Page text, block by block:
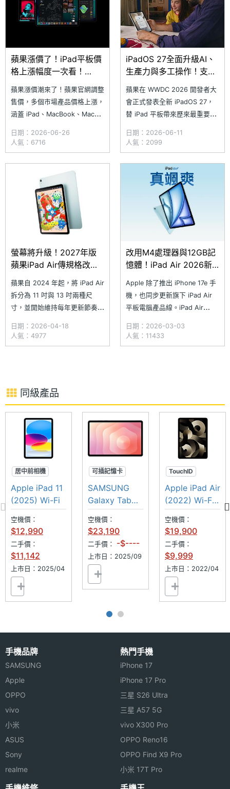
蘋果漲價了！iPad平板價
格上漲幅度一次看！
蘋果漲價潮來了！蘋果官網調整
售價，多個市場產品價格上漲，
涵蓋 iPad、MacBook、Mac、
系列產品，以及 Vision Pro；
至於 iPhone 與 Apple Watch
系列目前則是尚未調整，但也不
代表不會有變動。在平板電腦
中，以 iPad Pro
日期：2026-06-26
人氣：6716
iPadOS 27全面升級AI、
生產力與多工操作！支援
蘋果在 WWDC 2026 開發者大
會正式發表全新 iPadOS 27，
替 iPad 平板帶來歷來最重要的
Siri AI 與新一代 Apple
Intelligence 功能之外，也進一
步強化多工操作、視覺智慧、捷
徑自動化以及兒童安全機制，讓
iPad 在工作、生產
日期：2026-06-11
人氣：2099
螢幕將升級！2027年版
蘋果iPad Air傳規格改用
OLED
蘋果自 2024 年起，將 iPad Air
拆分為 11 吋與 13 吋兩種尺
寸，並開始維持每年更新節奏；
限，主要集中在處理器升級，
2026 年版進一步加大記憶體至
引述業界消
日期：2026-04-18
人氣：4977
改用M4處理器與12GB記
憶體！iPad Air 2026新
版蘋果平板價格一次看
Apple 除了推出 iPhone 17e 手
機，也同步更新旗下 iPad Air
平板電腦產品線。iPad Air
13 吋兩種尺寸選擇，整體外型
設計與主要規格大致延續 2025
日期：2026-03-03
人氣：11433
同級產品
居中前相機
TouchID
A16晶片
Apple iPad 11
(2025) Wi-Fi
空機價：
$12,990
二手價：
$11,142
上市日：2025/04
可插記憶卡
超防水
SPen
SAMSUNG
Galaxy Tab
S11 Wi-Fi
空機價：
$23,190
二手價： -$----
上市日：2025/09
TouchID
M1晶片
Apple iPad Air
(2022) Wi-Fi
256GB
空機價：
$19,900
二手價：
$9,999
上市日：2022/04
手機品牌
SAMSUNG
Apple
OPPO
vivo
小米
ASUS
Sony
realme
熱門手機
iPhone 17
iPhone 17 Pro
三星 S26 Ultra
三星 A57 5G
vivo X300 Pro
OPPO Reno16
OPPO Find X9 Pro
小米 17T Pro